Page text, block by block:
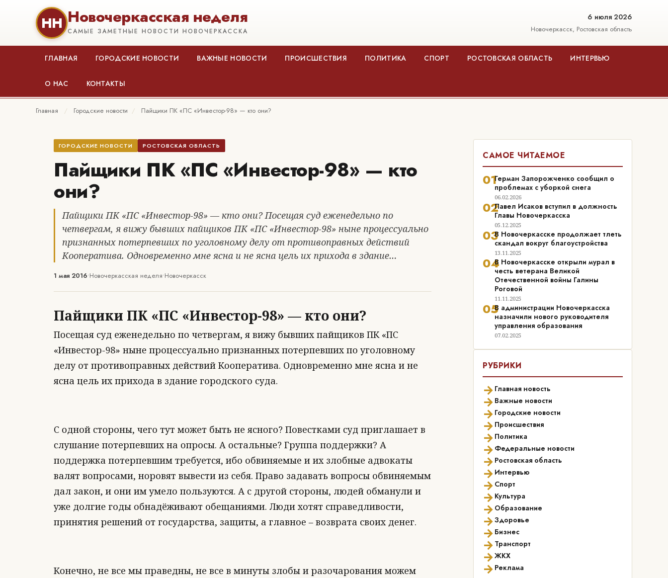
НН Новочеркасская неделя
САМЫЕ ЗАМЕТНЫЕ НОВОСТИ НОВОЧЕРКАССКА
6 июля 2026
Новочеркасск, Ростовская область
ГЛАВНАЯ ГОРОДСКИЕ НОВОСТИ ВАЖНЫЕ НОВОСТИ ПРОИСШЕСТВИЯ ПОЛИТИКА СПОРТ РОСТОВСКАЯ ОБЛАСТЬ ИНТЕРВЬЮ
О НАС КОНТАКТЫ
Главная / Городские новости / Пайщики ПК «ПС «Инвестор-98» — кто они?
ГОРОДСКИЕ НОВОСТИ РОСТОВСКАЯ ОБЛАСТЬ
Пайщики ПК «ПС «Инвестор-98» — кто
они?
Пайщики ПК «ПС «Инвестор-98» — кто они? Посещая суд еженедельно по
четвергам, я вижу бывших пайщиков ПК «ПС «Инвестор-98» ныне процессуально
признанных потерпевших по уголовному делу от противоправных действий
Кооператива. Одновременно мне ясна и не ясна цель их прихода в здание…
1 мая 2016•Новочеркасская неделя•Новочеркасск
Пайщики ПК «ПС «Инвестор-98» — кто они?
Посещая суд еженедельно по четвергам, я вижу бывших пайщиков ПК «ПС
«Инвестор-98» ныне процессуально признанных потерпевших по уголовному
делу от противоправных действий Кооператива. Одновременно мне ясна и не
ясна цель их прихода в здание городского суда.
С одной стороны, чего тут может быть не ясного? Повестками суд приглашает в
слушание потерпевших на опросы. А остальные? Группа поддержки? А
поддержка потерпевшим требуется, ибо обвиняемые и их злобные адвокаты
валят вопросами, норовят вывести из себя. Право задавать вопросы обвиняемым
дал закон, и они им умело пользуются. А с другой стороны, людей обманули и
уже долгие годы обнадёживают обещаниями. Люди хотят справедливости,
принятия решений от государства, защиты, а главное – возврата своих денег.
Конечно, не все мы праведны, не все в минуты злобы и разочарования можем
САМОЕ ЧИТАЕМОЕ
01Герман Запорожченко сообщил о
проблемах с уборкой снега
06.02.2026
02Павел Исаков вступил в должность
Главы Новочеркасска
05.12.2025
03В Новочеркасске продолжает тлеть
скандал вокруг благоустройства
13.11.2025
04В Новочеркасске открыли мурал в
честь ветерана Великой
Отечественной войны Галины
Роговой
11.11.2025
05В администрации Новочеркасска
назначили нового руководителя
управления образования
07.02.2025
РУБРИКИ
→ Главная новость
→ Важные новости
→ Городские новости
→ Происшествия
→ Политика
→ Федеральные новости
→ Ростовская область
→ Интервью
→ Спорт
→ Культура
→ Образование
→Здоровье
→ Бизнес
→ Транспорт
→ЖКХ
→ Реклама